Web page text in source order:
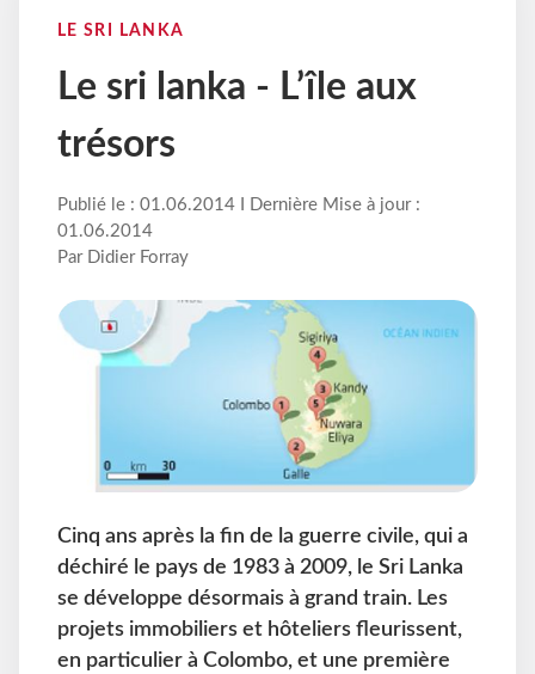
LE SRI LANKA
Le sri lanka - L’île aux
trésors
Publié le : 01.06.2014 I Dernière Mise à jour :
01.06.2014
Par Didier Forray
Cinq ans après la fin de la guerre civile, qui a
déchiré le pays de 1983 à 2009, le Sri Lanka
se développe désormais à grand train. Les
projets immobiliers et hôteliers fleurissent,
en particulier à Colombo, et une première